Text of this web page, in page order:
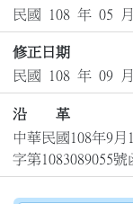
民國 108 年 05
修正日期
民國 108 年 09
沿 革
中華民國108年9
字第1083089055